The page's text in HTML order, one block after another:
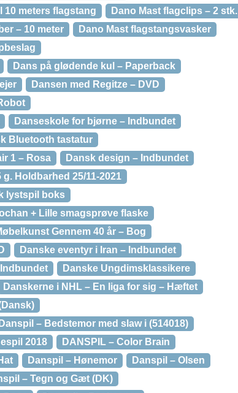
10 meters flagstang
Dano Mast flagclips – 2 stk.
– 10 meter
Dano Mast flagstangsvasker
Dans på glødende kul – Paperback
Dansen med Regitze – DVD
Danseskole for bjørne – Indbundet
Bluetooth tastatur
1 – Rosa
Dansk design – Indbundet
Holdbarhed 25/11-2021
lystspil boks
+ Lille smagsprøve flaske
Gennem 40 år – Bog
Danske eventyr i Iran – Indbundet
Danske Ungdimsklassikere
Danskerne i NHL – En liga for sig – Hæftet
Danspil – Bedstemor med slaw i (514018)
2018
DANSPIL – Color Brain
Danspil – Hønemor
Danspil – Olsen
– Tegn og Gæt (DK)